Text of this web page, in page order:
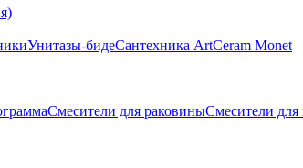
Унитазы-бидеСантехника ArtCeram Monet
Смесители для раковиныСмесители